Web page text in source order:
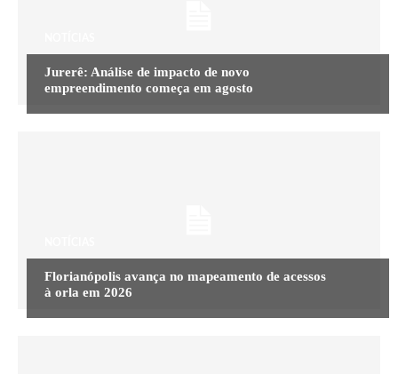
Jurerê: Análise de impacto de novo
empreendimento começa em agosto
Florianópolis avança no mapeamento de acessos
à orla em 2026